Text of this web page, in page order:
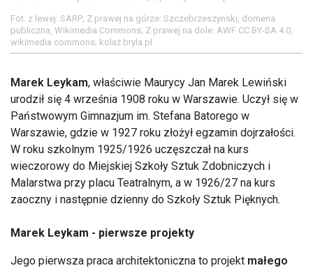
Fot. z lewej: SARP; Z prawej na górze: Szczebrzeszynski, domena
publiczna, Wikimedia Commons; Z prawej na dole: AWF CC BY-SA 4.0,
wikimedia commons; kolaż bryla.pl
Marek Leykam, właściwie Maurycy Jan Marek Lewiński
urodził się 4 września 1908 roku w Warszawie. Uczył się w
Państwowym Gimnazjum im. Stefana Batorego w
Warszawie, gdzie w 1927 roku złożył egzamin dojrzałości.
W roku szkolnym 1925/1926 uczęszczał na kurs
wieczorowy do Miejskiej Szkoły Sztuk Zdobniczych i
Malarstwa przy placu Teatralnym, a w 1926/27 na kurs
zaoczny i następnie dzienny do Szkoły Sztuk Pięknych.
Marek Leykam - pierwsze projekty
Jego pierwsza praca architektoniczna to projekt małego